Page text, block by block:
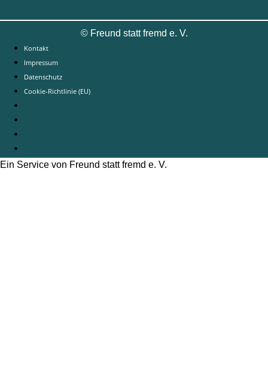
©Freund statt fremd e. V.
Kontakt
Impressum
Datenschutz
Cookie-Richtlinie (EU)
Ein Service von Freund statt fremd e. V.